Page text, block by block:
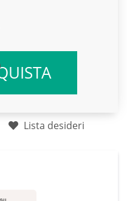
Lista desideri